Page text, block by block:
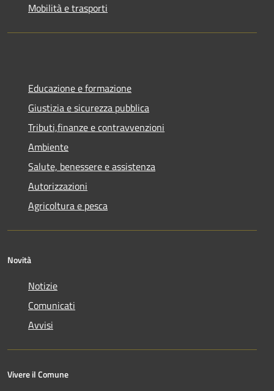
Mobilità e trasporti
Educazione e formazione
Giustizia e sicurezza pubblica
Tributi,finanze e contravvenzioni
Ambiente
Salute, benessere e assistenza
Autorizzazioni
Agricoltura e pesca
Novità
Notizie
Comunicati
Avvisi
Vivere il Comune